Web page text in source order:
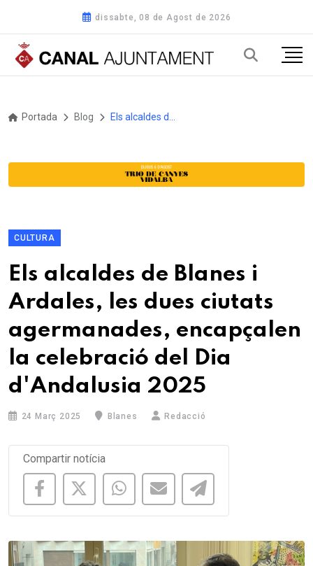
dissabte, 08 de Agost de 2026
Portada Blog
CULTURA
Els alcaldes de Blanes i
Ardales, les dues ciutats
agermanades, encapçalen
la celebració del Dia
d'Andalusia 2025
24 Març 2025 Blanes Redacció
Compartir notícia